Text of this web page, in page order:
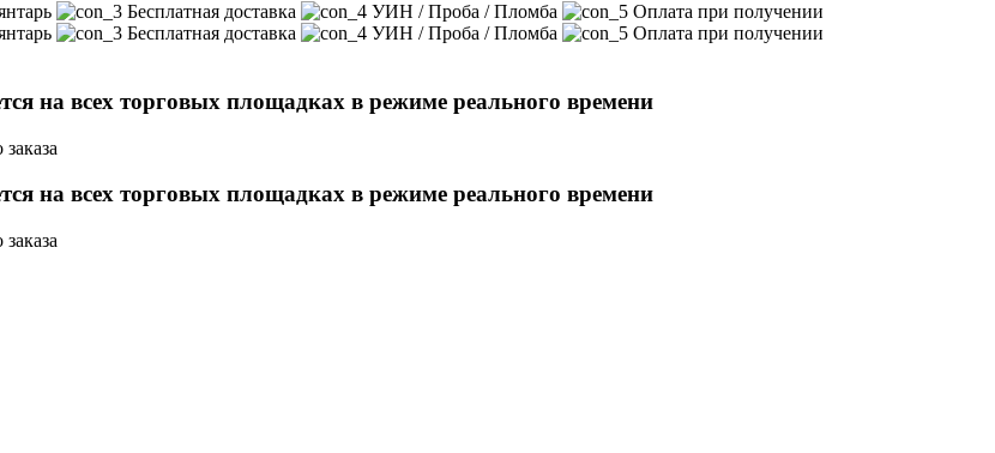
Бесплатная доставка УИН / Проба / Пломба
Оплата при получении
Бесплатная доставка УИН / Проба / Пломба Оплата при получении
на всех торговых площадках в режиме реального времени
на всех торговых площадках в режиме реального времени